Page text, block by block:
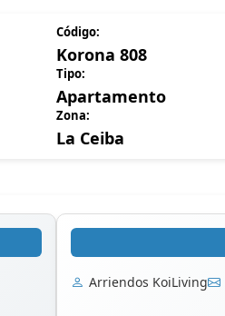
Código:
Korona 808
Tipo:
Apartamento
Zona:
La Ceiba
Arriendos KoiLiving